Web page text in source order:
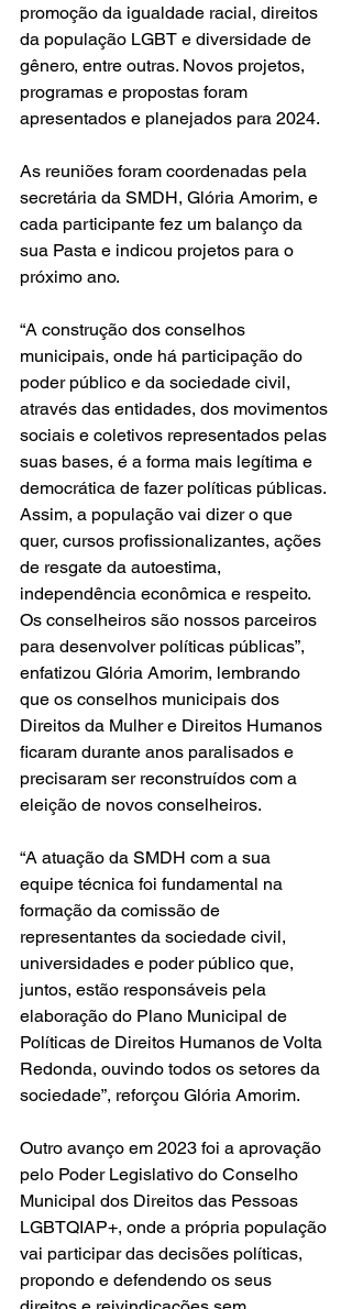
promoção da igualdade racial, direitos
da população LGBT e diversidade de
gênero, entre outras. Novos projetos,
programas e propostas foram
apresentados e planejados para 2024.
As reuniões foram coordenadas pela
secretária da SMDH, Glória Amorim, e
cada participante fez um balanço da
sua Pasta e indicou projetos para o
próximo ano.
“A construção dos conselhos
municipais, onde há participação do
poder público e da sociedade civil,
através das entidades, dos movimentos
sociais e coletivos representados pelas
suas bases, é a forma mais legítima e
democrática de fazer políticas públicas.
Assim, a população vai dizer o que
quer, cursos profissionalizantes, ações
de resgate da autoestima,
independência econômica e respeito.
Os conselheiros são nossos parceiros
para desenvolver políticas públicas”,
enfatizou Glória Amorim, lembrando
que os conselhos municipais dos
Direitos da Mulher e Direitos Humanos
ficaram durante anos paralisados e
precisaram ser reconstruídos com a
eleição de novos conselheiros.
“A atuação da SMDH com a sua
equipe técnica foi fundamental na
formação da comissão de
representantes da sociedade civil,
universidades e poder público que,
juntos, estão responsáveis pela
elaboração do Plano Municipal de
Políticas de Direitos Humanos de Volta
Redonda, ouvindo todos os setores da
sociedade”, reforçou Glória Amorim.
Outro avanço em 2023 foi a aprovação
pelo Poder Legislativo do Conselho
Municipal dos Direitos das Pessoas
LGBTQIAP+, onde a própria população
vai participar das decisões políticas,
propondo e defendendo os seus